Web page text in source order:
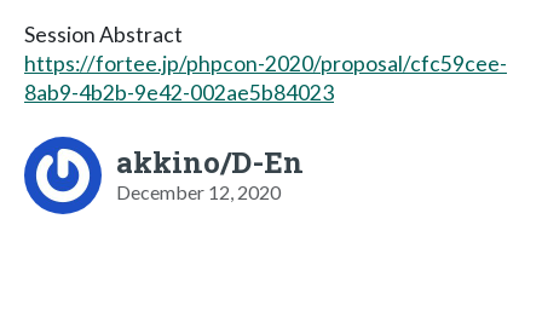
Session Abstract
https://fortee.jp/phpcon-2020/proposal/cfc59cee-
8ab9-4b2b-9e42-002ae5b84023
akkino/D-En
December 12, 2020